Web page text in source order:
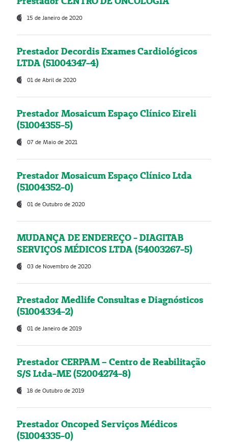
15 de Janeiro de 2020
Prestador Decordis Exames Cardiológicos
LTDA (51004347-4)
01 de Abril de 2020
Prestador Mosaicum Espaço Clínico Eireli
(51004355-5)
07 de Maio de 2021
Prestador Mosaicum Espaço Clínico Ltda
(51004352-0)
01 de Outubro de 2020
MUDANÇA DE ENDEREÇO - DIAGITAB
SERVIÇOS MÉDICOS LTDA (54003267-5)
03 de Novembro de 2020
Prestador Medlife Consultas e Diagnósticos
(51004334-2)
01 de Janeiro de 2019
Prestador CERPAM – Centro de Reabilitação
S/S Ltda-ME (52004274-8)
18 de Outubro de 2019
Prestador Oncoped Serviços Médicos
(51004335-0)